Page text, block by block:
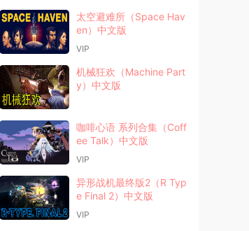
太空避难所（Space Hav
en）中文版
VIP
机械狂欢（Machine Part
y）中文版
咖啡心语 系列合集（Coff
ee Talk）中文版
VIP
异形战机最终版2（R Typ
e Final 2）中文版
VIP